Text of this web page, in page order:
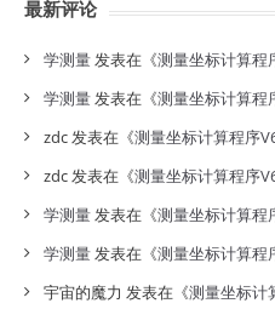
录
最新评论
学测量发表在《测量坐标计算程
学测量发表在《测量坐标计算程
zdc发表在《测量坐标计算程序
zdc发表在《测量坐标计算程序
学测量发表在《测量坐标计算程
学测量发表在《测量坐标计算程
宇宙的魔力 发表在《测量坐标计